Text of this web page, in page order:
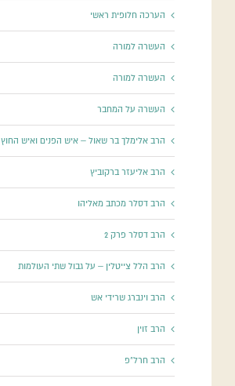
הערכה חלופית ראשי
העשרה למורה
העשרה למורה
העשרה על המחבר
הרב אלימלך בר שאול – איש הפנים ואיש החוץ
הרב אליעזר ברקוביץ
הרב דסלר מכתב מאליהו
הרב דסלר פרק 2
הרב הלל צייטלין – על גבול שתי העולמות
הרב וינברג שרידי אש
הרב זוין
הרב חרל"פ